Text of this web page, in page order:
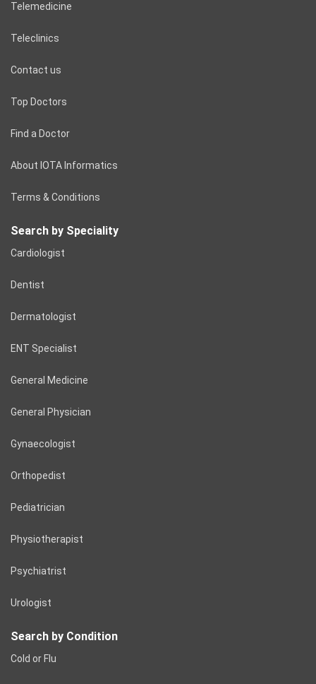
Telemedicine
Teleclinics
Contact us
Top Doctors
Find a Doctor
About IOTA Informatics
Terms & Conditions
Search by Speciality
Cardiologist
Dentist
Dermatologist
ENT Specialist
General Medicine
General Physician
Gynaecologist
Orthopedist
Pediatrician
Physiotherapist
Psychiatrist
Urologist
Search by Condition
Cold or Flu